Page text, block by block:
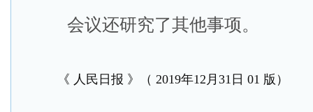
会议还研究了其他事项。
《 人民日报 》（ 2019年12月31日 01 版）